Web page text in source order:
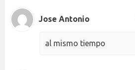
Jose Antonio
al mismo tiempo